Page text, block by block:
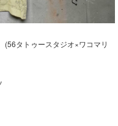
タトゥースタジオ×ワコマリ